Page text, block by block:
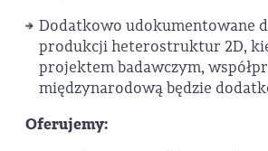
Dodatkowo udokumentowane
produkcji heterostruktur 2D,
projektem badawczym,
międzynarodową będzie
Oferujemy: